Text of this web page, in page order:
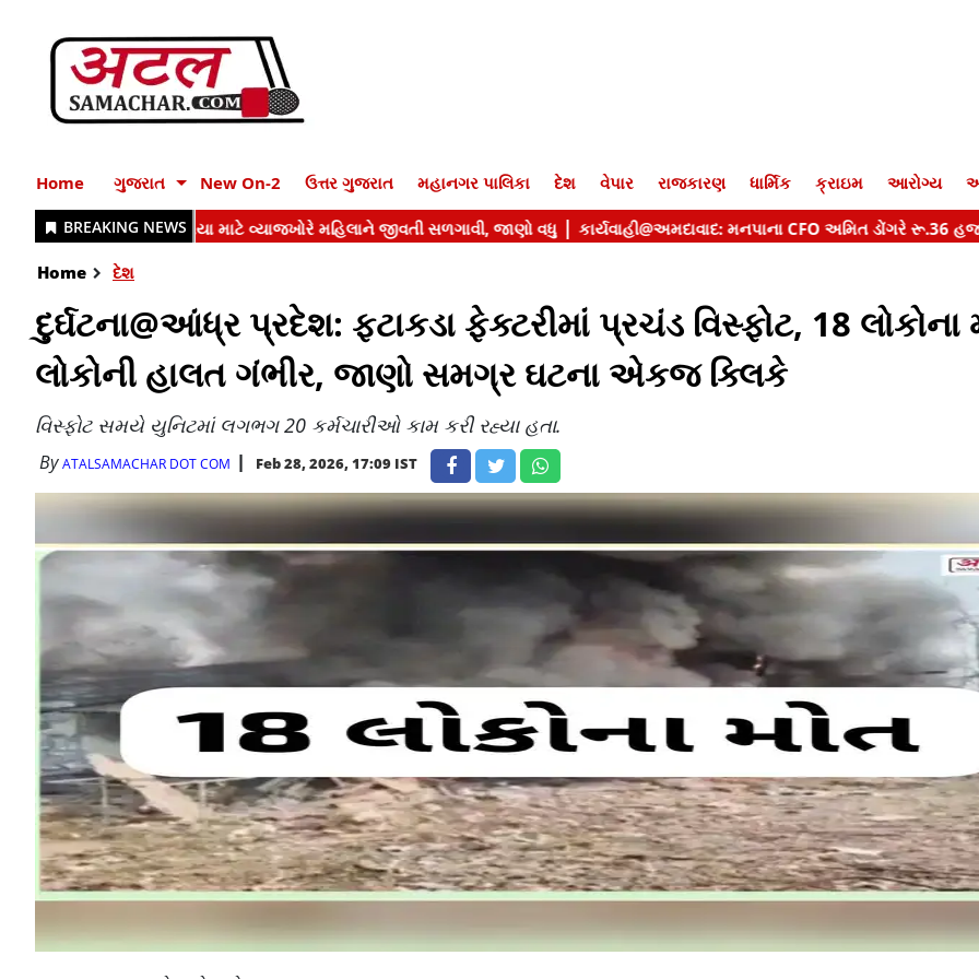
Home ગુજરાત New On-2 ઉત્તર ગુજરાત મહાનગર પાલિકા દેશ વેપાર રાજકારણ ધાર્મિક ક્રાઇમ આરોગ્ય
Home દેશ
દુર્ઘટના@આંધ્ર પ્રદેશ: ફટાકડા ફેક્ટરીમાં પ્રચંડ વિસ્ફોટ, 18 લોકોના
લોકોની હાલત ગંભીર, જાણો સમગ્ર ઘટના એકજ ક્લિકે
વિસ્ફોટ સમયે યુનિટમાં લગભગ 20 કર્મચારીઓ કામ કરી રહ્યા હતા.
ByATALSAMACHAR DOT COM Feb 28, 2026, 17:09 IST